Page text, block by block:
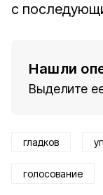
с
Нашли
Выделите
гладков
голосование